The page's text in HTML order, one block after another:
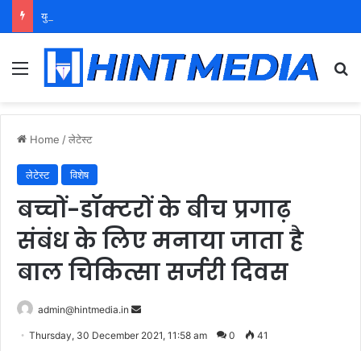
युवा शक्ति को पहचाने बूढ़ा नेतृत्व
Menu
Home /लेटेस्ट
लेटेस्ट विशेष
बच्चों-डॉक्टरों के बीच प्रगाढ़
संबंध के लिए मनाया जाता है
बाल चिकित्सा सर्जरी दिवस
admin@hintmedia.in
Send
Thursday, 30 December 2021, 11:58 am 0 41